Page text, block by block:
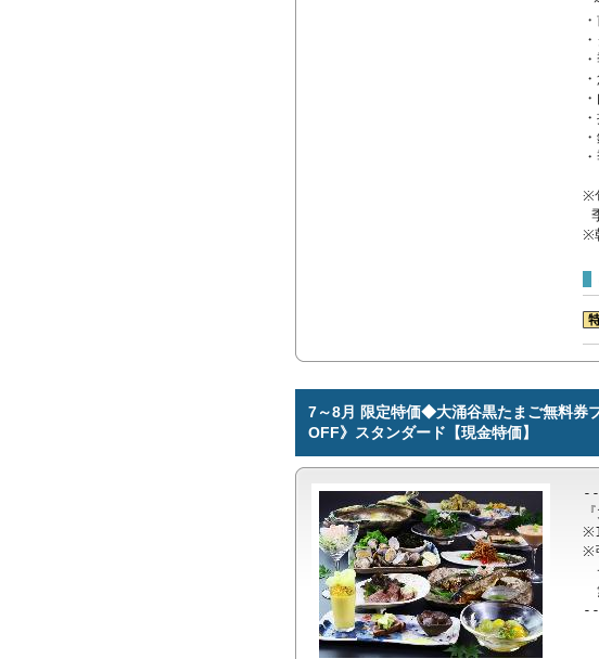
※
※
7～8月 限定特価◆大涌谷黒たまご無料券
OFF》スタンダード【現金特価】
※